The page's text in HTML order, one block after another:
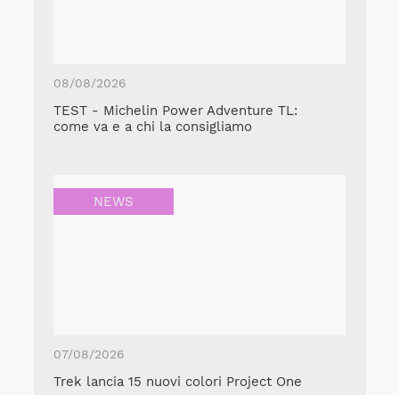
08/08/2026
TEST - Michelin Power Adventure TL:
come va e a chi la consigliamo
NEWS
07/08/2026
Trek lancia 15 nuovi colori Project One